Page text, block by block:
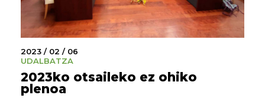
2023 / 02 / 06
UDALBATZA
2023ko otsaileko ez ohiko
plenoa